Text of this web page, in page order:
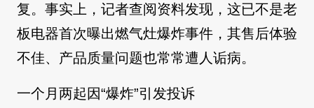
复。事实上，记者查阅资料发现，这已不是老
板电器首次曝出燃气灶爆炸事件，其售后体验
不佳、产品质量问题也常常遭人诟病。
一个月两起因“爆炸”引发投诉